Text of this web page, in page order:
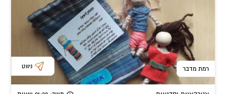
רמת מדבר ניווט